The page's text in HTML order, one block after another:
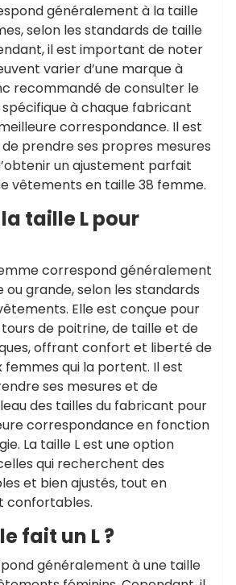
généralement à la taille
selon les standards de taille
il est important de noter
varier d’une marque à
recommandé de consulter le
à chaque fabricant
correspondance. Il est
prendre ses propres mesures
un ajustement parfait
vêtements en taille 38 femme.
taille L pour
correspond généralement
ou grande, selon les standards
Elle est conçue pour
de poitrine, de taille et de
offrant confort et liberté de
femmes qui la portent. Il est
ses mesures et de
des tailles du fabricant pour
correspondance en fonction
La taille L est une option
qui recherchent des
et bien ajustés, tout en
confortables.
fait un L ?
généralement à une taille